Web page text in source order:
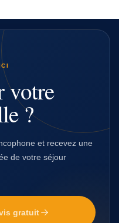
votre
?
et recevez une
de votre séjour
gratuit